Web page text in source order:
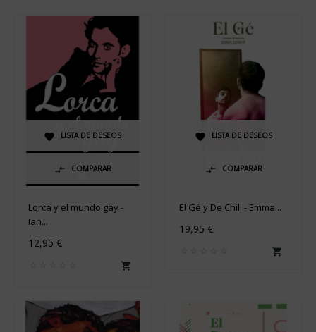
 LISTA DE DESEOS
 COMPARAR
Lorca y el mundo gay -
Ian...
12,95 €

 LISTA DE DESEOS
 COMPARAR
El Gé y De Chill - Emma...
19,95 €
